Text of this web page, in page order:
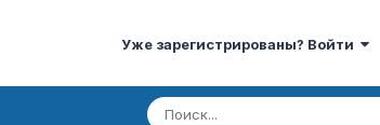
Уже зарегистрированы? Войти